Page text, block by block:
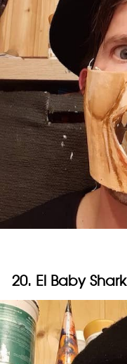
20. El Baby Shark